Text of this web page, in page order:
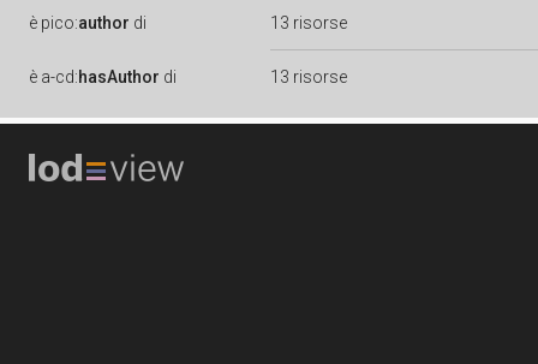
è pico:author di 13 risorse
è a-cd:hasAuthor di 13 risorse